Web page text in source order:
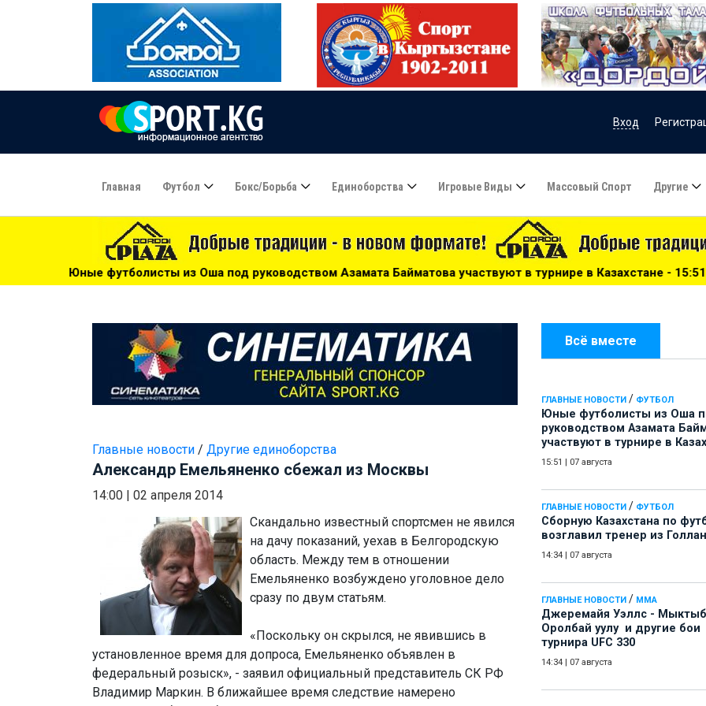
Вход
Главная Футбол Бокс/борьба Единоборства Игровые Виды Массовый Спорт Другие
из Оша под руководством Азамата Байматова участвуют в турнире в Казахстане - 15:51 ***Сборную
Всё вместе
ГЛАВНЫЕ НОВОСТИ / ФУТБОЛ
Юные футболисты из Оша
руководством Азамата
участвуют в турнире в
15:51 07 августа
ГЛАВНЫЕ НОВОСТИ / ФУТБОЛ
Сборную Казахстана по
возглавил тренер из
14:34 07 августа
ГЛАВНЫЕ НОВОСТИ / ММА
Джеремайя Уэллс -
Оролбай уулу и другие бои
турнира UFC 330
14:34 07 августа
Главные новости / Другие единоборства
Александр Емельяненко сбежал из Москвы
14:00
02 апреля 2014
Скандально известный спортсмен не явился
на дачу показаний, уехав в Белгородскую
область. Между тем в отношении
Емельяненко возбуждено уголовное дело
сразу по двум статьям.
«Поскольку он скрылся, не явившись в
установленное время для допроса, Емельяненко объявлен в
федеральный розыск», - заявил официальный представитель СК РФ
Владимир Маркин. В ближайшее время следствие намерено